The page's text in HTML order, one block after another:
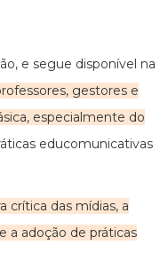
e segue disponível na
gestores e
especialmente do
educomunicativas
crítica das mídias, a
a adoção de práticas